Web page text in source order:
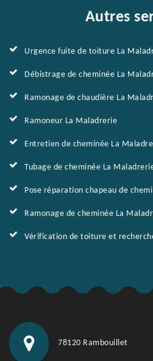
Autres
Urgence fuite de toiture La
Débistrage de cheminée La
Ramonage de chaudière La
Ramoneur La Maladrerie
Entretien de cheminée La
Tubage de cheminée La
Pose réparation chapeau de
Ramonage de cheminée La
Vérification de toiture et
78120 Rambouillet